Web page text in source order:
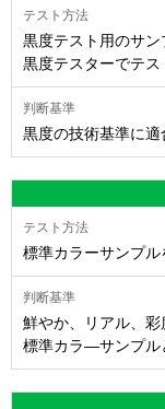
黒度テスト用のサン
黒度テスターでテス
黒度の技術基準に適
標準カラーサンプル
鮮やか、リアル、彩
標準カラ―サンプル